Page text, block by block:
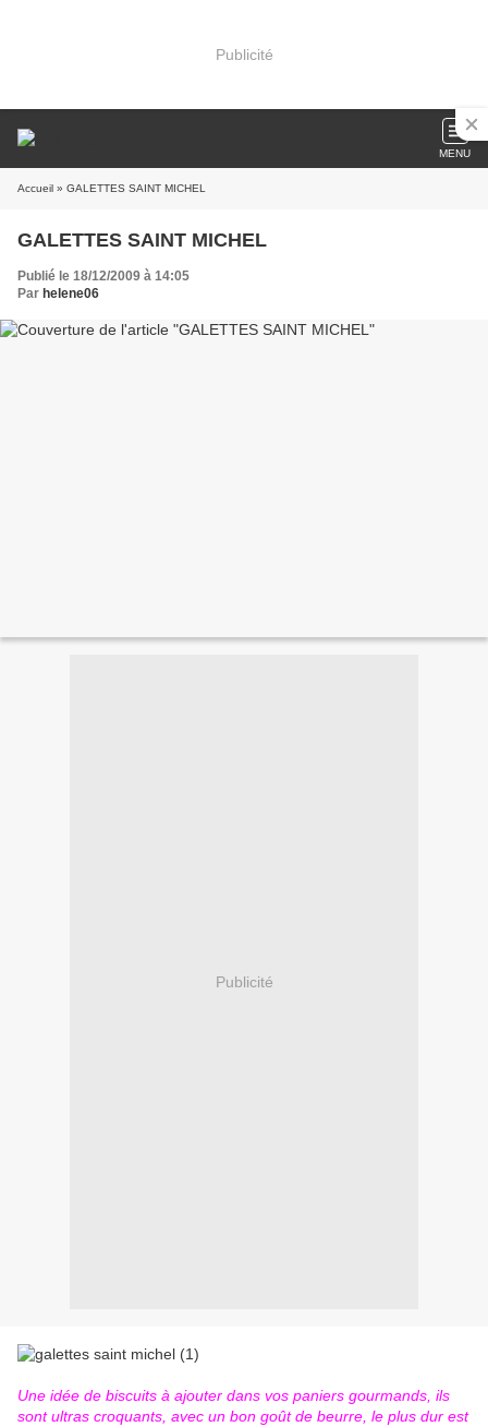
Publicité
MENU
Accueil » GALETTES SAINT MICHEL
GALETTES SAINT MICHEL
Publié le 18/12/2009 à 14:05
Par helene06
Publicité
Une idée de biscuits à ajouter dans vos paniers gourmands, ils
sont ultras croquants, avec un bon goût de beurre, le plus dur est